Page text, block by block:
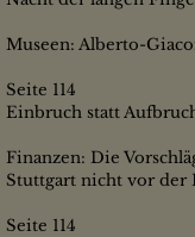
Museen: Alberto-
Seite 114
Einbruch statt
Finanzen: Die
Stuttgart nicht vor der
Seite 114